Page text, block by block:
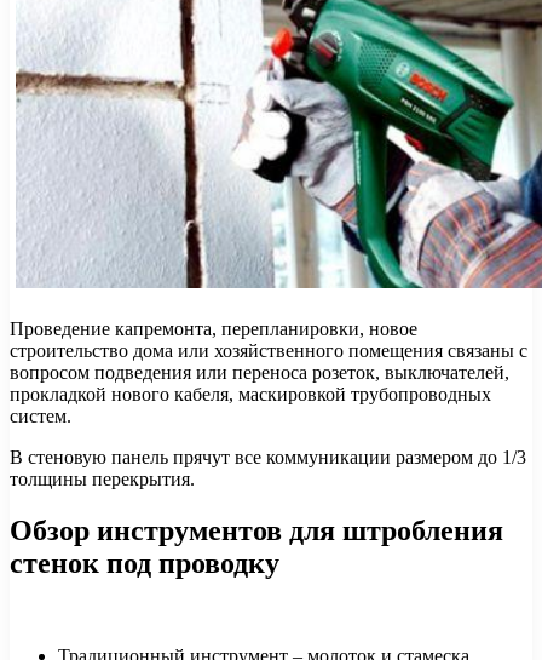
Проведение капремонта, перепланировки, новое
строительство дома или хозяйственного помещения связаны с
вопросом подведения или переноса розеток, выключателей,
прокладкой нового кабеля, маскировкой трубопроводных
систем.
В стеновую панель прячут все коммуникации размером до 1/3
толщины перекрытия.
Обзор инструментов для штробления
стенок под проводку
Традиционный инструмент – молоток и стамеска.